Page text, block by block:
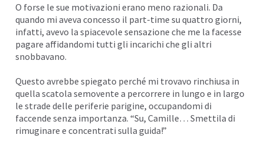
O forse le sue motivazioni erano meno razionali. Da
quando mi aveva concesso il part-time su quattro giorni,
infatti, avevo la spiacevole sensazione che me la facesse
pagare affidandomi tutti gli incarichi che gli altri
snobbavano.
Questo avrebbe spiegato perché mi trovavo rinchiusa in
quella scatola semovente a percorrere in lungo e in largo
le strade delle periferie parigine, occupandomi di
faccende senza importanza. “Su, Camille… Smettila di
rimuginare e concentrati sulla guida!”